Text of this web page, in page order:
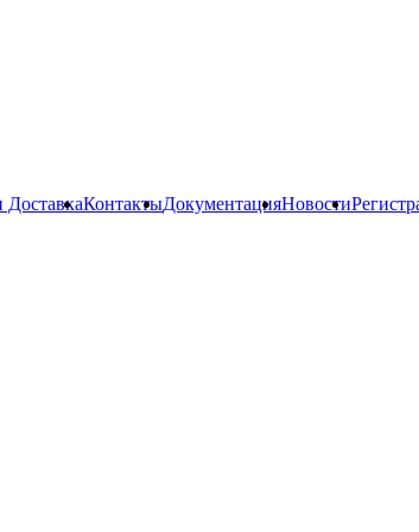
ДоставкаКонтактыДокументацияНовости